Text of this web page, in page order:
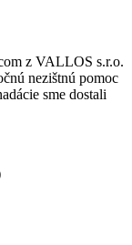
z VALLOS s.r.o.
nezištnú pomoc
sme dostali